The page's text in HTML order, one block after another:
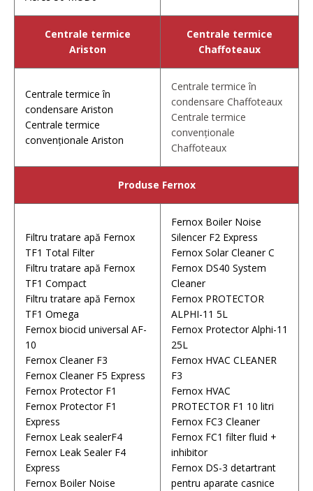
Centrale termice
Ariston
Centrale termice
Chaffoteaux
Centrale termice în
condensare Ariston
Centrale termice
convenționale Ariston
Centrale termice în
condensare Chaffoteaux
Centrale termice
convenționale
Chaffoteaux
Produse Fernox
Filtru tratare apă Fernox
TF1 Total Filter
Filtru tratare apă Fernox
TF1 Compact
Filtru tratare apă Fernox
TF1 Omega
Fernox biocid universal AF-
10
Fernox Cleaner F3
Fernox Cleaner F5 Express
Fernox Protector F1
Fernox Protector F1
Express
Fernox Leak sealerF4
Fernox Leak Sealer F4
Express
Fernox Boiler Noise
Fernox Boiler Noise
Silencer F2 Express
Fernox Solar Cleaner C
Fernox DS40 System
Cleaner
Fernox PROTECTOR
ALPHI-11 5L
Fernox Protector Alphi-11
25L
Fernox HVAC CLEANER
F3
Fernox HVAC
PROTECTOR F1 10 litri
Fernox FC3 Cleaner
Fernox FC1 filter fluid +
inhibitor
Fernox DS-3 detartrant
pentru aparate casnice